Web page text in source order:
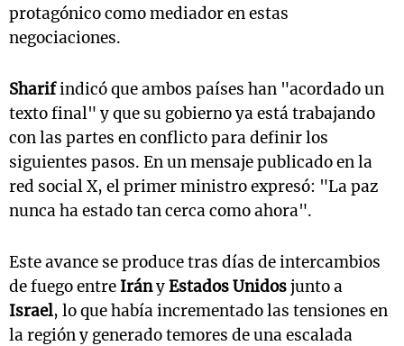
protagónico como mediador en estas
negociaciones.
Sharifindicó que ambos países han "acordado un
texto final" y que su gobierno ya está trabajando
con las partes en conflicto para definir los
siguientes pasos. En un mensaje publicado en la
red social X, el primer ministro expresó: "La paz
nunca ha estado tan cerca como ahora".
Este avance se produce tras días de intercambios
de fuego entre IrányEstados Unidosjunto a
Israel, lo que había incrementado las tensiones en
la región y generado temores de una escalada